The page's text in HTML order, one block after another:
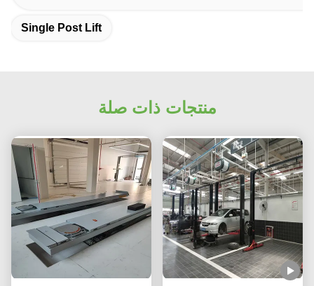
Single Post Lift
منتجات ذات صلة